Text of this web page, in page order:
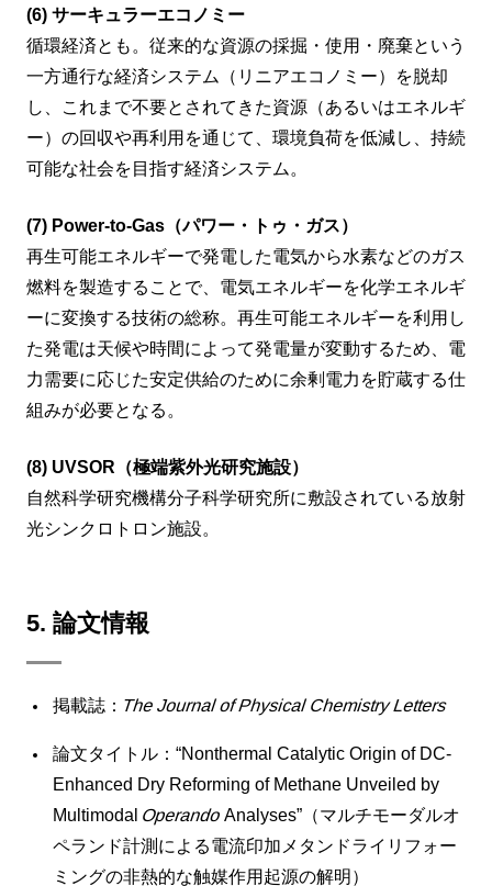
(6) サーキュラーエコノミー
循環経済とも。従来的な資源の採掘・使用・廃棄という
一方通行な経済システム（リニアエコノミー）を脱却
し、これまで不要とされてきた資源（あるいはエネルギ
ー）の回収や再利用を通じて、環境負荷を低減し、持続
可能な社会を目指す経済システム。
(7) Power-to-Gas（パワー・トゥ・ガス）
再生可能エネルギーで発電した電気から水素などのガス
燃料を製造することで、電気エネルギーを化学エネルギ
ーに変換する技術の総称。再生可能エネルギーを利用し
た発電は天候や時間によって発電量が変動するため、電
力需要に応じた安定供給のために余剰電力を貯蔵する仕
組みが必要となる。
(8) UVSOR（極端紫外光研究施設）
自然科学研究機構分子科学研究所に敷設されている放射
光シンクロトロン施設。
5. 論文情報
掲載誌： The Journal of Physical Chemistry Letters
論文タイトル：“Nonthermal Catalytic Origin of DC-
Enhanced Dry Reforming of Methane Unveiled by
Multimodal Operando Analyses”（マルチモーダルオ
ペランド計測による電流印加メタンドライリフォー
ミングの非熱的な触媒作用起源の解明）